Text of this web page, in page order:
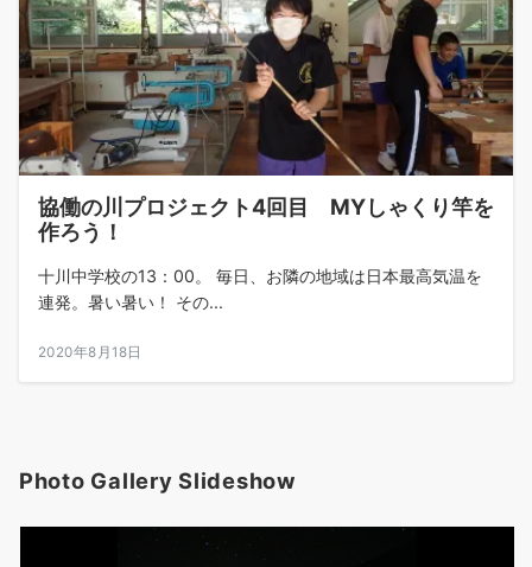
協働の川プロジェクト4回目 MYしゃくり竿を
作ろう！
十川中学校の13：00。 毎日、お隣の地域は日本最高気温を
連発。暑い暑い！ その...
2020年8月18日
Photo Gallery Slideshow